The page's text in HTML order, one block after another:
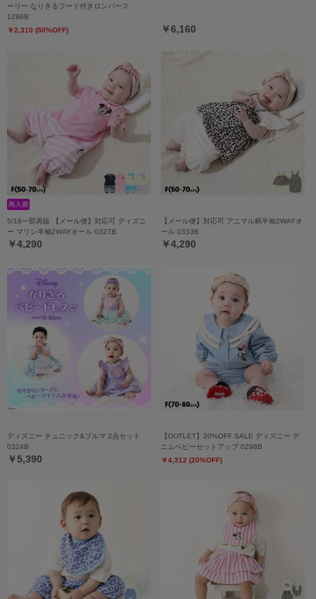
ーリー なりきるフード付きロンパース
1286B
￥2,310 (50%OFF)
￥6,160
5/18一部再販 【メール便】対応可 ディズニ
ー マリン半袖2WAYオール 0327B
￥4,290
【メール便】対応可 アニマル柄半袖2WAYオ
ール 0333B
￥4,290
ディズニー チュニック&ブルマ 2点セット
0324B
￥5,390
【OUTLET】20%OFF SALE ディズニー デ
ニムベビーセットアップ 0298B
￥4,312 (20%OFF)